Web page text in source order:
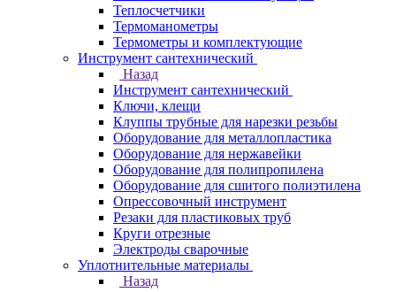
Теплосчетчики
Термоманометры
Термометры и комплектующие
Инструмент сантехнический
Назад
Инструмент сантехнический
Ключи, клещи
Клуппы трубные для нарезки резьбы
Оборудование для металлопластика
Оборудование для нержавейки
Оборудование для полипропилена
Оборудование для сшитого полиэтилена
Опрессовочный инструмент
Резаки для пластиковых труб
Круги отрезные
Электроды сварочные
Уплотнительные материалы
Назад